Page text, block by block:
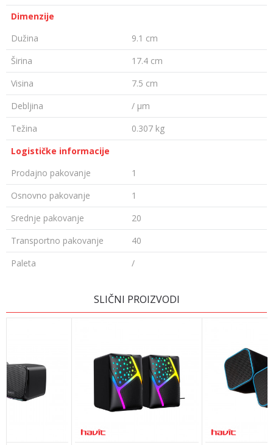
Dimenzije
Dužina
9.1 cm
Širina
17.4 cm
Visina
7.5 cm
Debljina
/ µm
Težina
0.307 kg
Logističke informacije
Prodajno pakovanje
1
Osnovno pakovanje
1
Srednje pakovanje
20
Transportno pakovanje
40
Paleta
/
Email adresa
SLIČNI PROIZVODI